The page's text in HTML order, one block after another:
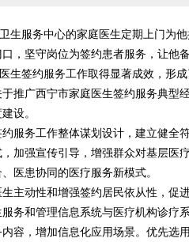
服务中心的家庭医生定期上门为
，坚守岗位为签约患者服务，让他备
签约服务工作取得显著成效，形
推广西宁市家庭医生签约服务典型
设。
务工作整体谋划设计，建立健全
加强宣传引导，增强群众对基层医
医患协同的医疗服务新模式。
动性和增强签约居民依从性，促
务和管理信息系统与医疗机构诊疗
容，增加信息化应用场景。优先选